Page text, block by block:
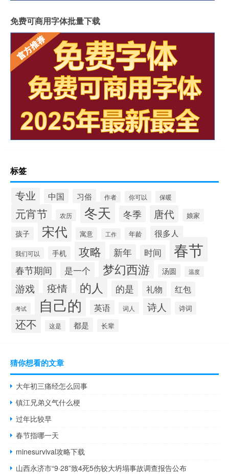
免费可商用字体批量下载
标签
专业 中国 习俗 作者 你可以 保暖
元宵节 农历 冬天 冬季 唐代 娘家
孩子 宋代 寓意 工作 年龄 很多人
我们可以 手机 攻略 新年 时间 春节
春节期间 是一个 梦幻西游 汤圆 温度
游戏 疫情 的人 的是 礼物 红包
考试 自己的 英语 词人 诗人 诗词
还不 这是 都是 长辈
猜你想看的文章
大年初三痛经怎么回事
镇江兄弟义气什么梗
过年比较早
春节指哪一天
minesurvival攻略下载
山西永济市“9·28”致4死5伤较大坍塌事故调查报告公布